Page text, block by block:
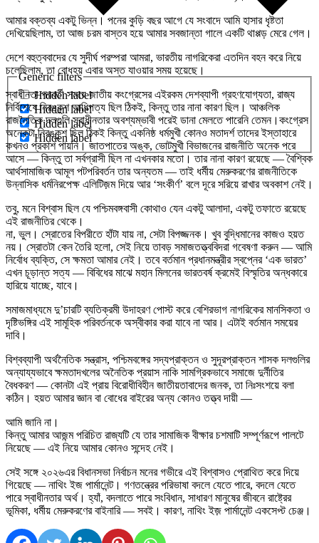
Generic filters
Hidden label
Hidden label
Hidden label
Hidden label
আমার বক্তব্য একটু ভিন্ন। পনের কুড়ি বছর আগে যে সংবাদে আমি হাসার ধৃষ্টতা
দেখিয়েছিলাম, তা আজ চরম বাস্তব হয়ে আমার সবজান্তা গালে একটি থাপ্পড় মেরে গেল।
দেশে বহুত্ববাদের যে সুদীর্ঘ পরম্পরা আমরা, ভারতীয় নাগরিকেরা এতদিন বহন করে নিয়ে
চলেছিলাম, তা বোধহয় এবার অস্ত যাওয়ার সময় হয়েছে।
স্বাধীনতা পরবর্তী সময়ে জাতীয় কংগ্রেসের এইরকম দেশব্যাপী গ্রহণযোগ্যতা, রাজ্য
নির্বিশেষে নিরঙ্কুশ আধিপত্য ছিল ঠিকই, কিন্তু তার নানা কারণ ছিল। আঞ্চলিক
রাজনৈতিক দলগুলি স্বাধীনতার অবশ্যম্ভাবী পরেই ডানা মেলতে পারেনি তেমন।কংগ্রেস
অনেকটা নিরঙ্কুশ ছিল ঠিকই কিন্তু একনিষ্ঠ ধর্মমুখী কোনও মতাদর্শ তাদের ইস্তাহারে
কখনও প্রকাশ পায়নি। জাতপাতের অঙ্ক, ভোটমুখী বিভাজনের রাজনীতি অনেক পরে
আসে — কিন্তু তা সর্বগ্রাসী ছিল না এখনকার মতো। তার নানা কারণ রয়েছে — বৈশ্বিক
আর্থসামাজিক আমূল পটপরিবর্তন তার অন্যতম — তাই ধর্মীয় মেরুকরণের রাজনীতিকে
উন্নাসিক ধর্মনিরপেক্ষ এলিটিজ়ম দিয়ে আর ‘সংকীর্ণ’ বলে দূরে সরিয়ে রাখার অবকাশ নেই।
তবু, মনে বিশ্বাস ছিল যে পশ্চিমবঙ্গবাসী কোথাও যেন একটু আলাদা, একটু তফাতে রয়েছে
এই রাজনীতির থেকে।
না, ভুল। স্রোতের বিপরীতে হাঁটা যায় না, সেটা বিপজ্জনক। খুব বুদ্ধিমানের কাজও হয়ত
নয়। স্রোতটা কেন তৈরি হলো, সেই নিয়ে তাবড় সমাজতত্ত্ববিদরা গবেষণা করুন — আমি
নির্বোধ ব্যক্তি, সে ক্ষমতা আমার নেই। তবে বর্তমান প্রধানমন্ত্রীর স্বপ্নের ‘এক ভারত’
এখন চূড়ান্ত সত্য — বিবিধের মাঝে মহান মিলনের ভারতবর্ষ ক্রমেই বিস্মৃতির অন্ধকারে
হারিয়ে যাচ্ছে, যাবে।
সমাজমাধ্যমে দু’চারটি ব্যতিক্রমী উদাহরণ পোস্ট করে বেশিরভাগ নাগরিকের মানসিকতা ও
দৃষ্টিভঙ্গির এই সামূহিক পরিবর্তনকে অস্বীকার করা যাবে না আর। এটাই বর্তমান সময়ের
দাবি।
বিশ্বব্যাপী অর্থনৈতিক সন্ত্রাস, পশ্চিমবঙ্গের সদ্যপ্রাক্তন ও সুদূরপ্রাক্তন শাসক দলগুলির
অন্যায্যভাবে ক্ষমতাদখলের অনৈতিক প্রয়াস নাকি সামগ্রিকভাবে সমাজে দুর্নীতির
বৈধকরণ — কোনটা এই প্রায় বিরোধীবিহীন জাতীয়তাবাদের জনক, তা নিঃসংশয়ে বলা
কঠিন। হয়ত আমার জ্ঞান বা বোধের বাইরের অন্য কোনও তত্ত্ব দায়ী —
আমি জানি না।
কিন্তু আমার আজন্ম পরিচিত রাজ্যটি যে তার সামাজিক বীক্ষার চশমাটি সম্পূর্ণরূপে পালটে
নিয়েছে — এই নিয়ে আমার কোনও সন্দেহ নেই।
সেই সঙ্গে ২০২৬এর বিধানসভা নির্বাচন মনের গভীরে এই বিশ্বাসও প্রোথিত করে দিয়ে
গিয়েছে — নাথিং ইজ পার্মানেন্ট। গণতন্ত্রের পরিভাষা বদলে যেতে পারে, বদলে যেতে
পারে স্বাধীনতার অর্থ। হ্যাঁ, বদলাতে পারে সংবিধান, সাধারণ মানুষের জীবনে রাষ্ট্রের
ভূমিকা, ধর্মীয় মেরুকরণের বাইনারি — সবই। কারণ, নাথিং ইজ় পার্মানেন্ট একসেপ্ট চেঞ্জ।